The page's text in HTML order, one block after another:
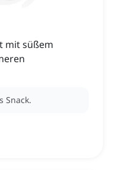
mit süßem
Snack.